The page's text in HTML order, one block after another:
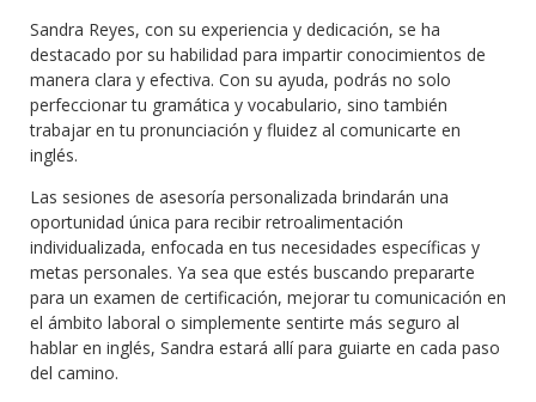
Sandra Reyes, con su experiencia y dedicación, se ha
destacado por su habilidad para impartir conocimientos de
manera clara y efectiva. Con su ayuda, podrás no solo
perfeccionar tu gramática y vocabulario, sino también
trabajar en tu pronunciación y fluidez al comunicarte en
inglés.
Las sesiones de asesoría personalizada brindarán una
oportunidad única para recibir retroalimentación
individualizada, enfocada en tus necesidades específicas y
metas personales. Ya sea que estés buscando prepararte
para un examen de certificación, mejorar tu comunicación en
el ámbito laboral o simplemente sentirte más seguro al
hablar en inglés, Sandra estará allí para guiarte en cada paso
del camino.